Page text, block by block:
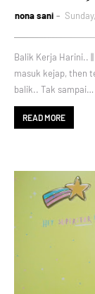
nona sani
Balik Kerja Harini..
masuk kejap, then
balik.. Tak sampai…
READ MORE